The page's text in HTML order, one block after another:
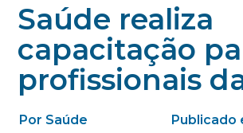
Saúde realiza
capacitação
profissionais
Por Saúde Publicado